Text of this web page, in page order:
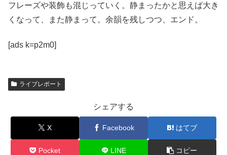
フレーズや装飾も混じっていく。静まったかと思えば大き
くなって、また静まって。余韻を残しつつ、エンド。
[ads k=p2m0]
ライブレポート
シェアする
X Facebook はてブ
Pocket LINE コピー